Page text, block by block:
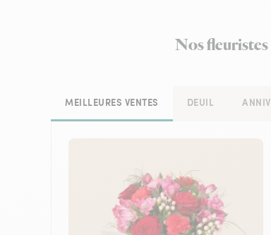
Nos
MEILLEURES VENTES DEUIL